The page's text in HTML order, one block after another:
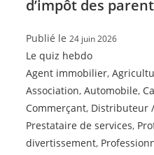
d’impôt des
Publié le24 juin 2026
Le quiz hebdo
Agent immobilier,
Association,Automobile,
Commerçant, Distributeur
Prestataire de services,
divertissement,